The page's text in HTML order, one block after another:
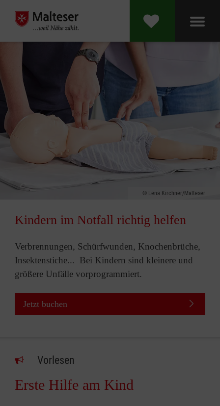
Lena Kirchner/Malteser
Kindern im Notfall richtig helfen
Verbrennungen, Schürfwunden, Knochenbrüche,
Insektenstiche... Bei Kindern sind kleinere und
größere Unfälle vorprogrammiert.
Jetzt buchen
Vorlesen
Erste Hilfe am Kind